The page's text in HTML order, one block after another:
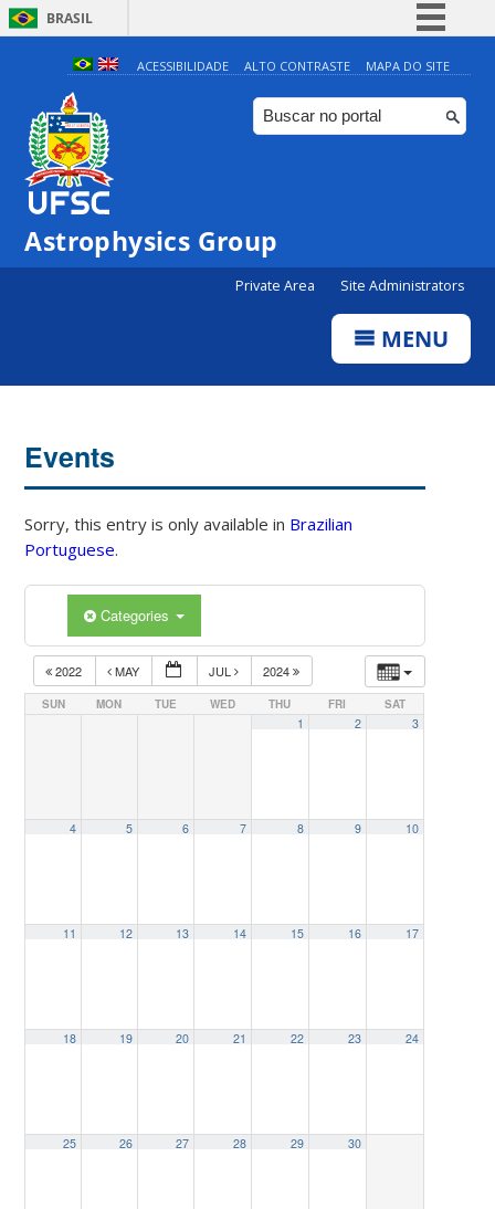
BRASIL
Simplifique!
Comunica BR
Participe
ACESSIBILIDADE ALTO CONTRASTE MAPA DO SITE
Astrophysics Group
Private Area Site Administrators
MENU
Events
Sorry, this entry is only available in Brazilian
Portuguese.
Categories
2022 MAY JUL 2024
SUN MON TUE WED THU FRI SAT
1 2 3
4 5 6 7 8 9 10
11 12 13 14 15 16 17
18 19 20 21 22 23 24
25 26 27 28 29 30